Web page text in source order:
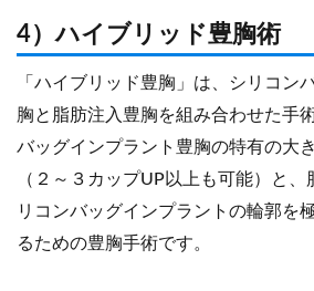
4）ハイブリッド豊胸術
「ハイブリッド豊胸」は、シリコン
胸と脂肪注入豊胸を組み合わせた手
バッグインプラント豊胸の特有の大
（２～３カップUP以上も可能）と
リコンバッグインプラントの輪郭を
るための豊胸手術です。